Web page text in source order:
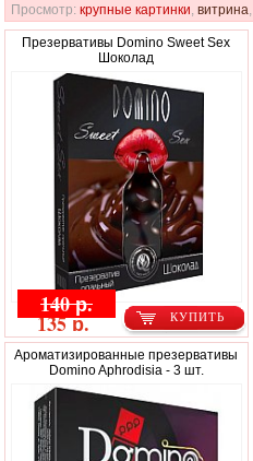
Просмотр: крупные картинки, витрина,
Презервативы Domino Sweet Sex
Шоколад
КУПИТЬ
140 р.
135 р.
Ароматизированные презервативы
Domino Aphrodisia - 3 шт.